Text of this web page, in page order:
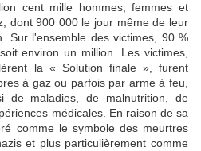
cent mille hommes, femmes et
dont 900 000 le jour même de leur
Sur l'ensemble des victimes, 90 %
environ un million. Les victimes,
la « Solution finale », furent
à gaz ou parfois par arme à feu,
de maladies, de malnutrition, de
médicales. En raison de sa
comme le symbole des meurtres
et plus particulièrement comme